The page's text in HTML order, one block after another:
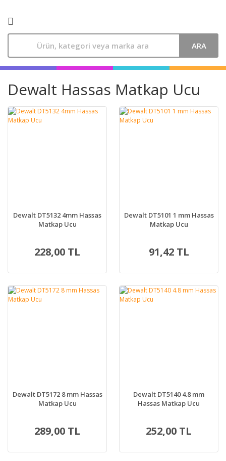
ARA
Dewalt Hassas Matkap Ucu
Dewalt DT5132 4mm Hassas
Matkap Ucu
228,00 TL
Dewalt DT5101 1 mm Hassas
Matkap Ucu
91,42 TL
Dewalt DT5172 8 mm Hassas
Matkap Ucu
289,00 TL
Dewalt DT5140 4.8 mm
Hassas Matkap Ucu
252,00 TL